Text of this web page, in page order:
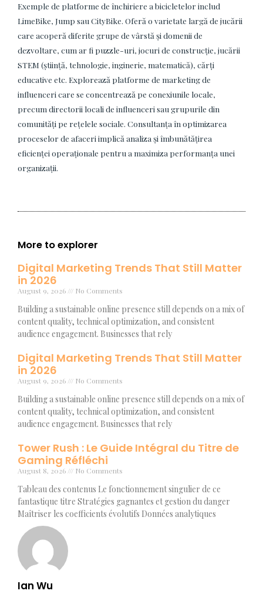
Ian Wu
Exemple de platforme de închiriere a bicicletelor includ
LimeBike, Jump sau CityBike. Oferă o varietate largă de jucării
care acoperă diferite grupe de vârstă și domenii de
dezvoltare, cum ar fi puzzle-uri, jocuri de construcție, jucării
STEM (știință, tehnologie, inginerie, matematică), cărți
educative etc. Explorează platforme de marketing de
influenceri care se concentrează pe conexiunile locale,
precum directorii locali de influenceri sau grupurile din
comunități pe rețelele sociale. Consultanța în optimizarea
proceselor de afaceri implică analiza și îmbunătățirea
eficienței operaționale pentru a maximiza performanța unei
organizații.
More to explorer
Digital Marketing Trends That Still Matter
in 2026
August 9, 2026 No Comments
Building a sustainable online presence still depends on a mix of
content quality, technical optimization, and consistent
audience engagement. Businesses that rely
Digital Marketing Trends That Still Matter
in 2026
August 9, 2026 No Comments
Building a sustainable online presence still depends on a mix of
content quality, technical optimization, and consistent
audience engagement. Businesses that rely
Tower Rush : Le Guide Intégral du Titre de
Gaming Réfléchi
August 8, 2026 No Comments
Tableau des contenus Le fonctionnement singulier de ce
fantastique titre Stratégies gagnantes et gestion du danger
Maîtriser les coefficients évolutifs Données analytiques